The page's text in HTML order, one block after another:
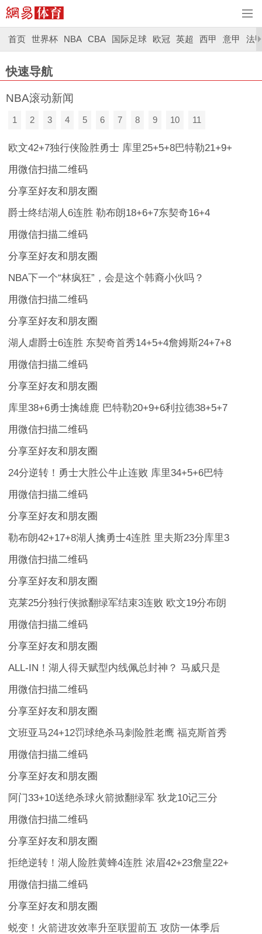
首页 世界杯 NBA CBA 国际足球 欧冠 英超 西甲 意甲 法
快速导航
NBA滚动新闻
1 2 3 4 5 6 7 8 9 10 11
欧文42+7独行侠险胜勇士 库里25+5+8巴特勒21+9+
用微信扫描二维码
分享至好友和朋友圈
爵士终结湖人6连胜 勒布朗18+6+7东契奇16+4
用微信扫描二维码
分享至好友和朋友圈
NBA下一个“林疯狂”，会是这个韩裔小伙吗？
用微信扫描二维码
分享至好友和朋友圈
湖人虐爵士6连胜 东契奇首秀14+5+4詹姆斯24+7+8
用微信扫描二维码
分享至好友和朋友圈
库里38+6勇士擒雄鹿 巴特勒20+9+6利拉德38+5+7
用微信扫描二维码
分享至好友和朋友圈
24分逆转！勇士大胜公牛止连败 库里34+5+6巴特
用微信扫描二维码
分享至好友和朋友圈
勒布朗42+17+8湖人擒勇士4连胜 里夫斯23分库里3
用微信扫描二维码
分享至好友和朋友圈
克莱25分独行侠掀翻绿军结束3连败 欧文19分布朗
用微信扫描二维码
分享至好友和朋友圈
ALL-IN！湖人得天赋型内线佩总封神？ 马威只是
用微信扫描二维码
分享至好友和朋友圈
文班亚马24+12罚球绝杀马刺险胜老鹰 福克斯首秀
用微信扫描二维码
分享至好友和朋友圈
阿门33+10送绝杀球火箭掀翻绿军 狄龙10记三分
用微信扫描二维码
分享至好友和朋友圈
拒绝逆转！湖人险胜黄蜂4连胜 浓眉42+23詹皇22+
用微信扫描二维码
分享至好友和朋友圈
蜕变！火箭进攻效率升至联盟前五 攻防一体季后